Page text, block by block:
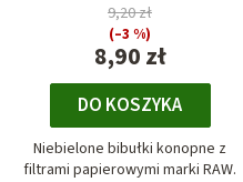
8,90 zł
9,20 zł
(–3 %)
DO KOSZYKA
Niebielone bibułki konopne z
filtrami papierowymi marki RAW.